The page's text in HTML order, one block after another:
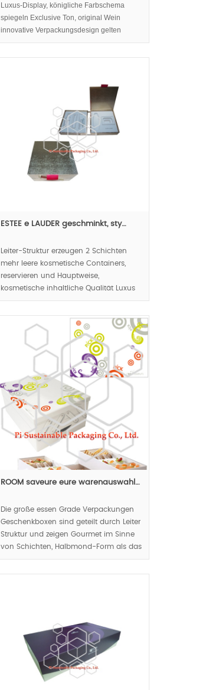
Luxus-Display, königliche Farbschema
spiegeln Exclusive Ton, original Wein
innovative Verpackungsdesign gelten
mehrere Material und kreative Verschluss-
ESTEE e LAUDER geschminkt, sty…
Leiter-Struktur erzeugen 2 Schichten
mehr leere kosmetische Containers,
reservieren und Hauptweise,
kosmetische inhaltliche Qualität Luxus
zu werben.
ROOM saveure eure warenauswahl…
Die große essen Grade Verpackungen
Geschenkboxen sind geteilt durch Leiter
Struktur und zeigen Gourmet im Sinne
von Schichten, Halbmond-Form als das
Handle Respekt benutzerfr